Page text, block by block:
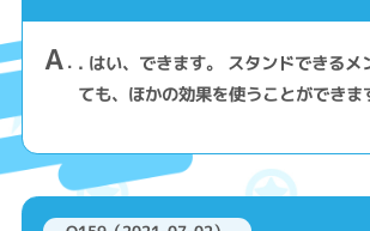
A . はい、できます。 スタンドできるメ
ても、ほかの効果を使うことができま